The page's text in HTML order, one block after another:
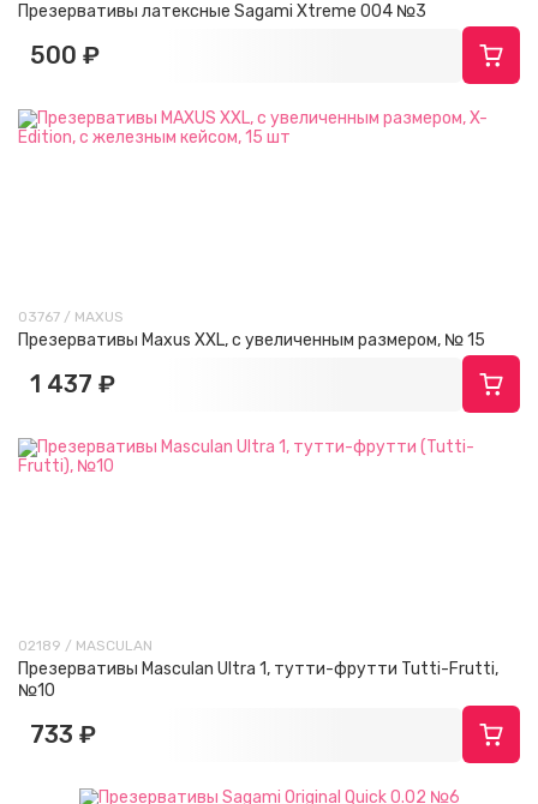
Презервативы латексные Sagami Xtreme 004 №3
500 ₽
03767 / MAXUS
Презервативы Maxus XXL, с увеличенным размером, № 15
1 437 ₽
02189 / MASCULAN
Презервативы Masculan Ultra 1, тутти-фрутти Tutti-Frutti,
№10
733 ₽